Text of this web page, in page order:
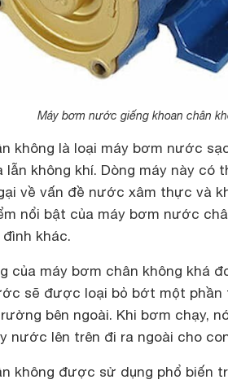
Máy bơm nước giếng khoan chân
không là loại máy bơm nước
không khí. Dòng máy này có
về vấn đề nước xâm thực và
nổi bật của máy bơm nước
khác.
của máy bơm chân không khá
sẽ được loại bỏ bớt một phần
bên ngoài. Khi bơm chạy,
nước lên trên đi ra ngoài cho
không được sử dụng phổ biến